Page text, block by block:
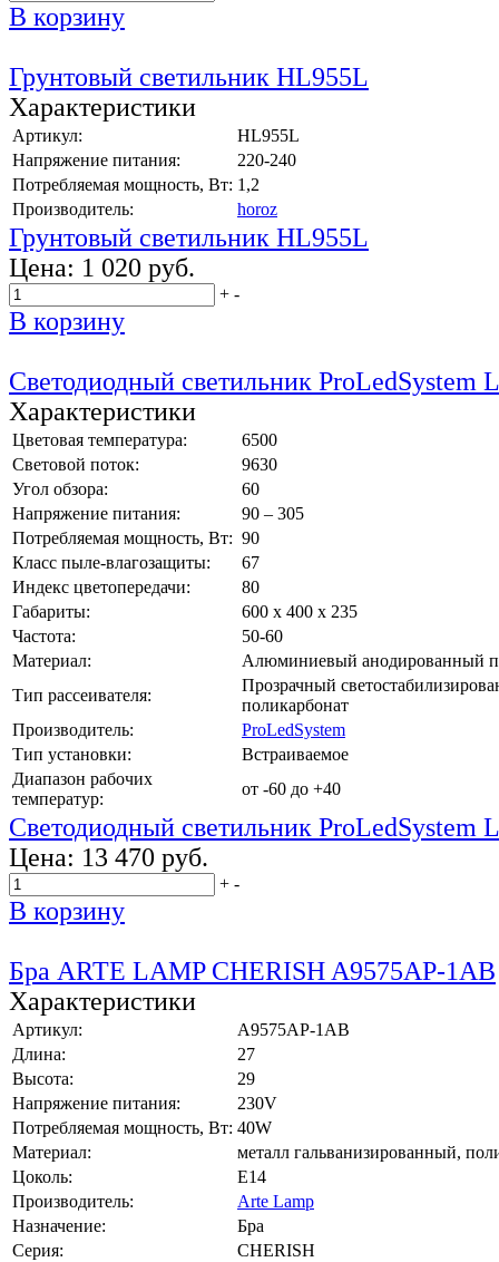
В корзину
Грунтовый светильник HL955L
Характеристики
Артикул:
HL955L
Напряжение питания:
220-240
Потребляемая мощность, Вт: 1,2
Производитель:
horoz
Грунтовый светильник HL955L
Цена: 1 020 руб.
+ -
В корзину
Светодиодный светильник ProLedSystem
Характеристики
Цветовая температура:
6500
Световой поток:
9630
Угол обзора:
60
Напряжение питания:
90 – 305
Потребляемая мощность, Вт: 90
Класс пыле-влагозащиты:
67
Индекс цветопередачи:
80
Габариты:
600 х 400 х 235
Частота:
50-60
Материал:
Алюминиевый анодированный
Тип рассеивателя:
Прозрачный
поликарбонат
Производитель:
ProLedSystem
Тип установки:
Встраиваемое
Диапазон рабочих
температур:
от -60 до +40
Светодиодный светильник ProLedSystem
Цена: 13 470 руб.
+ -
В корзину
Бра ARTE LAMP CHERISH A9575AP-1AB
Характеристики
Артикул:
A9575AP-1AB
Длина:
27
Высота:
29
Напряжение питания:
230V
Потребляемая мощность, Вт: 40W
Материал:
металл гальванизированный,
Цоколь:
E14
Производитель:
Arte Lamp
Назначение:
Бра
Серия:
CHERISH